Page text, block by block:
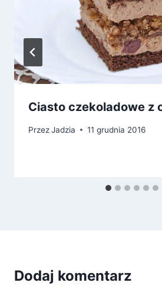
Ciasto czekoladowe z
PrzezJadzia 11 grudnia 2016
Dodaj komentarz